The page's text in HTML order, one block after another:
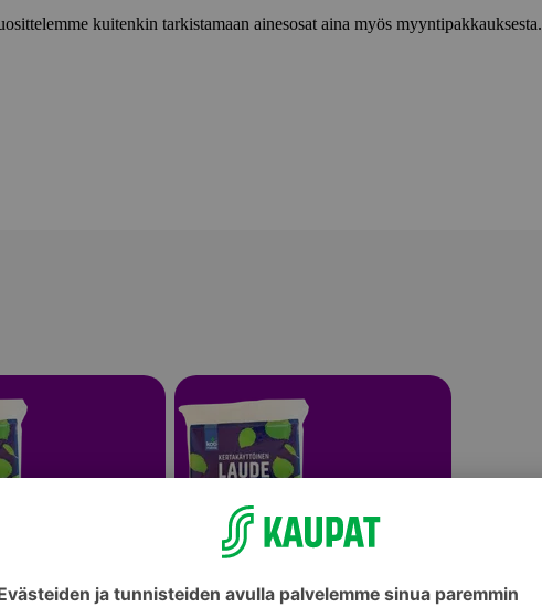
kuitenkin tarkistamaan ainesosat aina myös myyntipakkauksesta.
Saunatarvikkeet